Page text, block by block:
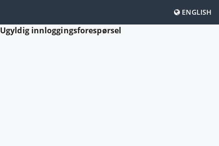
ENGLISH
Ugyldig innloggingsforespørsel